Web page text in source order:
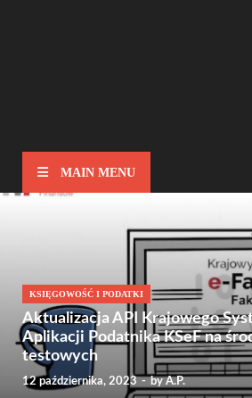
MAIN MENU
KSIĘGOWOŚĆ I PODATKI
Aktualizacja API Krajowego
Aplikacji Podatnika KSeF na
testowych
12 października, 2023 -byA.P.